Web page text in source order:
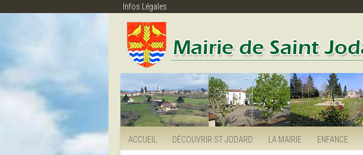
Infos Légales
ACCUEIL DÉCOUVRIR ST JODARD LA MAIRIE ENFANCE